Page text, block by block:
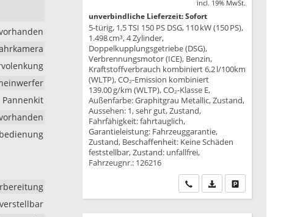
Pannenkit
incl. 19% MwSt.
unverbindliche Lieferzeit: Sofort
5-türig, 1,5 TSI 150 PS DSG, 110 kW (150 PS),
1.498 cm³, 4 Zylinder,
Doppelkupplungsgetriebe (DSG),
Verbrennungsmotor (ICE), Benzin,
Kraftstoffverbrauch kombiniert 6,2 l/100km
(WLTP), CO₂-Emission kombiniert
139.00 g/km (WLTP), CO₂-Klasse E,
Außenfarbe: Graphitgrau Metallic, Zustand,
Aussehen: 1, sehr gut, Zustand,
Fahrfähigkeit: fahrtauglich,
Garantieleistung: Fahrzeuggarantie,
Zustand, Beschaffenheit: Keine Schäden
feststellbar, Zustand: unfallfrei,
Fahrzeugnr.: 126216
Wir rufen Sie an
PDF-Datei,Drucken,